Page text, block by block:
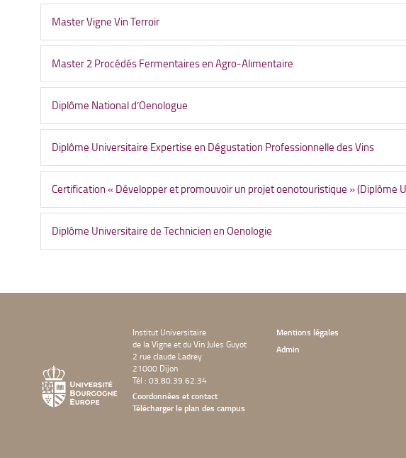
Master Vigne Vin Terroir
Master 2 Procédés Fermentaires en Agro-Alimentaire
Diplôme National d’Oenologue
Diplôme Universitaire Expertise en Dégustation Professionnelle des Vins
Certification « Développer et promouvoir un projet oenotouristique » (Diplôme
Diplôme Universitaire de Technicien en Oenologie
Institut Universitaire
de la Vigne et du Vin Jules Guyot
2 rue claude Ladrey
21000 Dijon
Tél : 03.80.39.62.34
Coordonnées et contact
Télécharger le plan des campus
Mentions légales
Admin